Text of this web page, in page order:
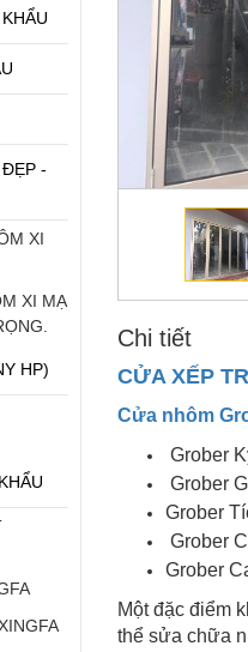
-
XI
XI MẠ
HP)
Chi tiết
CỬA XẾP
Cửa nhôm
Grober
Grober
Grober
Grober
Grober
Một đặc điểm
thể sửa chữa